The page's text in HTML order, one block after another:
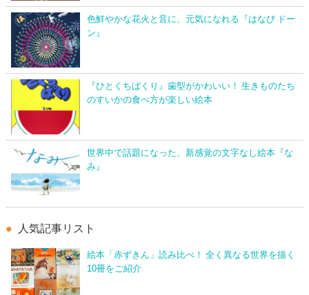
色鮮やかな花火と音に、元気になれる『はなび ドー
ン』
『ひとくちぱくり』歯型がかわいい！ 生きものたち
のすいかの食べ方が楽しい絵本
世界中で話題になった、新感覚の文字なし絵本『な
み』
人気記事リスト
絵本「赤ずきん」読み比べ！ 全く異なる世界を描く
10冊をご紹介